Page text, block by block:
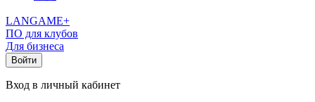
LANGAME+
ПО для клубов
Для бизнеса
Войти
Вход в личный кабинет